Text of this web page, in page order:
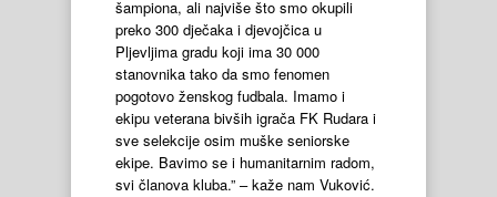
šampiona, ali najviše što smo okupili
preko 300 dječaka i djevojčica u
Pljevljima gradu koji ima 30 000
stanovnika tako da smo fenomen
pogotovo ženskog fudbala. Imamo i
ekipu veterana bivših igrača FK Rudara i
sve selekcije osim muške seniorske
ekipe. Bavimo se i humanitarnim radom,
svi članova kluba.” – kaže nam Vuković.